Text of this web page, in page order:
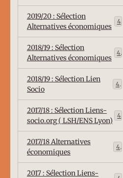
2019/20 : Sélection
Alternatives économiques
4
2018/19 : Sélection
Alternatives économiques
4
2018/19 : Sélection Lien
Socio
4
2017/18 : Sélection Liens-
socio.org ( LSH/ENS Lyon)
2017/18 Alternatives
économiques
4
2017 : Sélection Liens-